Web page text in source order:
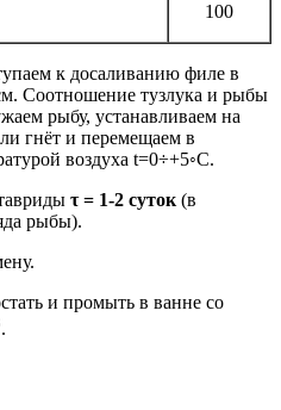
100
к досаливанию филе в
Соотношение тузлука и рыбы
рыбу, устанавливаем на
гнёт и перемещаем в
воздуха t=0÷+5◦С.
τ = 1-2 суток (в
рыбы).
и промыть в ванне со
.